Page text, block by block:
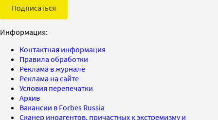
Подписаться
Информация:
Контактная информация
Правила обработки
Реклама в журнале
Реклама на сайте
Условия перепечатки
Архив
Вакансии в Forbes Russia
Сканер иноагентов, причастных к экстремизму и